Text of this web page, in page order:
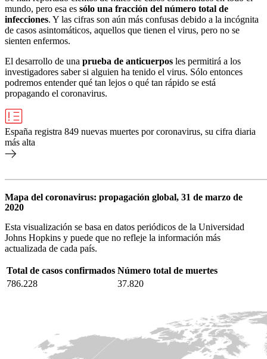
mundo, pero esa es sólo una fracción del número total de
infecciones. Y las cifras son aún más confusas debido a la incógnita
de casos asintomáticos, aquellos que tienen el virus, pero no se
sienten enfermos.
El desarrollo de una prueba de anticuerpos les permitirá a los
investigadores saber si alguien ha tenido el virus. Sólo entonces
podremos entender qué tan lejos o qué tan rápido se está
propagando el coronavirus.
España registra 849 nuevas muertes por coronavirus, su cifra diaria
más alta
Mapa del coronavirus: propagación global, 31 de marzo de
2020
Esta visualización se basa en datos periódicos de la Universidad
Johns Hopkins y puede que no refleje la información más
actualizada de cada país.
Total de casos confirmados Número total de muertes
786.228
37.820